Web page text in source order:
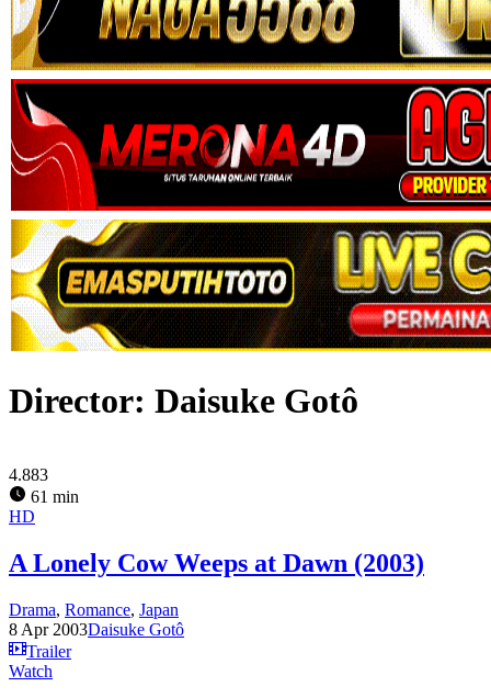
Director: Daisuke Gotô
4.883
61 min
HD
A Lonely Cow Weeps at Dawn (2003)
Drama, Romance, Japan
8 Apr 2003Daisuke Gotô
Trailer
Watch